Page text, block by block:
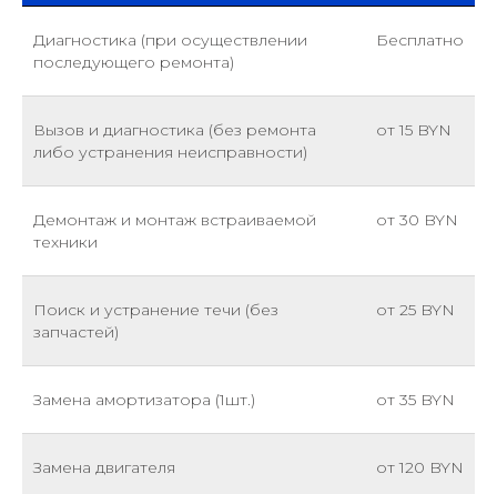
Диагностика (при осуществлении
последующего ремонта)
Бесплатно
Вызов и диагностика (без ремонта
либо устранения неисправности)
от 15 BYN
Демонтаж и монтаж встраиваемой
техники
от 30 BYN
Поиск и устранение течи (без
запчастей)
от 25 BYN
Замена амортизатора (1шт.) от 35 BYN
Замена двигателя от 120 BYN